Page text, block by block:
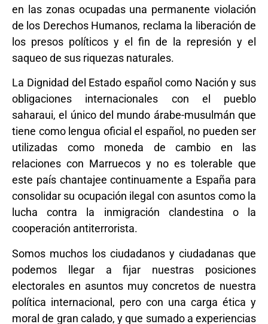
en las zonas ocupadas una permanente violación
de los Derechos Humanos, reclama la liberación de
los presos políticos y el fin de la represión y el
saqueo de sus riquezas naturales.
La Dignidad del Estado español como Nación y sus
obligaciones internacionales con el pueblo
saharaui, el único del mundo árabe-musulmán que
tiene como lengua oficial el español, no pueden ser
utilizadas como moneda de cambio en las
relaciones con Marruecos y no es tolerable que
este país chantajee continuamente a España para
consolidar su ocupación ilegal con asuntos como la
lucha contra la inmigración clandestina o la
cooperación antiterrorista.
Somos muchos los ciudadanos y ciudadanas que
podemos llegar a fijar nuestras posiciones
electorales en asuntos muy concretos de nuestra
política internacional, pero con una carga ética y
moral de gran calado, y que sumado a experiencias